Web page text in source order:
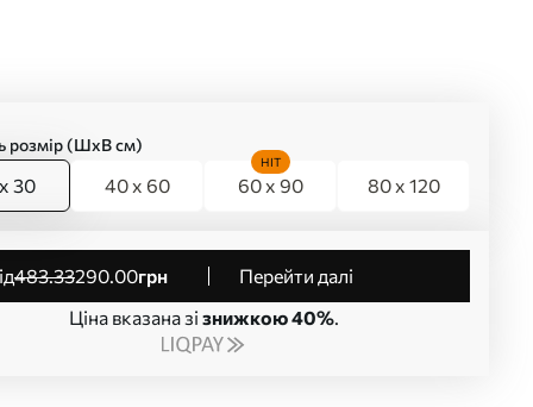
розмір (ШхВ см)
30 40 x 60 60 x 90
HIT
80 x 120
від483.33290.00грн
Перейти далі
Ціна вказана зі знижкою 40%.